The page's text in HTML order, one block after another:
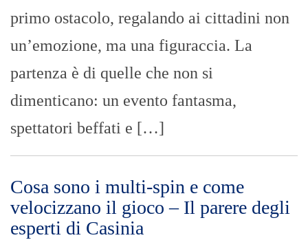
primo ostacolo, regalando ai cittadini non
un’emozione, ma una figuraccia. La
partenza è di quelle che non si
dimenticano: un evento fantasma,
spettatori beffati e […]
Cosa sono i multi-spin e come
velocizzano il gioco – Il parere degli
esperti di Casinia